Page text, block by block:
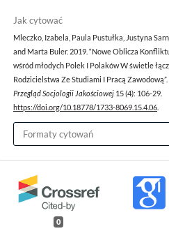
Jak cytować
Mleczko, Izabela, Paula Pustułka, Justyna
and Marta Buler. 2019. “Nowe Oblicza
wśród młodych Polek I Polaków W świetle
Rodzicielstwa Ze Studiami I Pracą Zawodową”.
Przegląd Socjologii Jakościowej 15 (4): 106-29.
https://doi.org/10.18778/1733-8069.15.4.06.
Formaty cytowań
0